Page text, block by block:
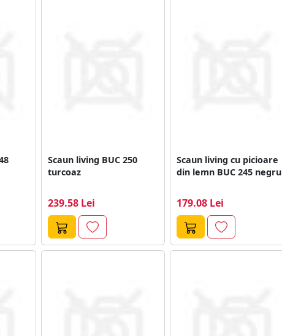
Scaun living BUC 250
turcoaz
239.58 Lei
Scaun living cu picioare
din lemn BUC 245 negru
179.08 Lei